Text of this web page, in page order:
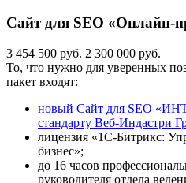
Сайт для SEO «Онлайн-
3 454 500 руб. 2 300 000 руб.
То, что нужно для уверенных
пакет входят:
новый Сайт для SEO
стандарту Веб-Индастри
лицензия «1С-Битрикс:
бизнес»;
до 16 часов
руководителя отдела